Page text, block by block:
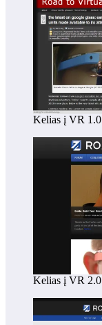
Kelias į VR 1.0
Kelias į VR 2.0